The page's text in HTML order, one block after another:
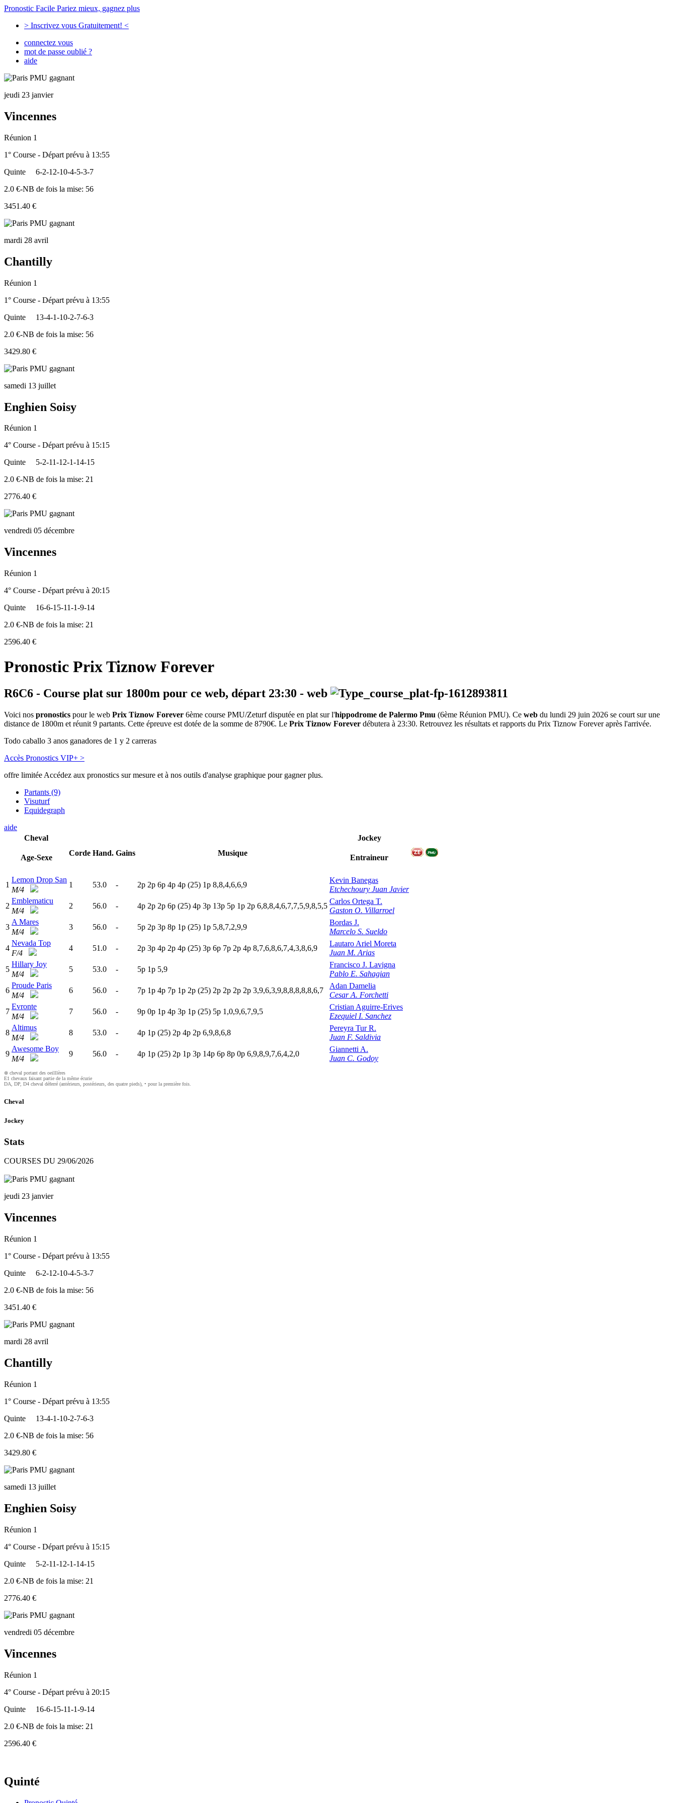
Pronostic Facile Pariez mieux, gagnez plus
> Inscrivez vous Gratuitement! <
connectez vous
mot de passe oublié ?
aide
jeudi 23 janvier
Vincennes
Réunion 1
1° Course - Départ prévu à 13:55
Quinte
6-2-12-10-4-5-3-7
2.0 €-NB de fois la mise: 56
3451.40 €
mardi 28 avril
Chantilly
Réunion 1
1° Course - Départ prévu à 13:55
Quinte
13-4-1-10-2-7-6-3
2.0 €-NB de fois la mise: 56
3429.80 €
samedi 13 juillet
Enghien Soisy
Réunion 1
4° Course - Départ prévu à 15:15
Quinte
5-2-11-12-1-14-15
2.0 €-NB de fois la mise: 21
2776.40 €
vendredi 05 décembre
Vincennes
Réunion 1
4° Course - Départ prévu à 20:15
Quinte
16-6-15-11-1-9-14
2.0 €-NB de fois la mise: 21
2596.40 €
Pronostic Prix Tiznow Forever
R6C6 - Course plat sur 1800m pour ce web, départ 23:30 - web
Voici nos pronostics pour le web Prix Tiznow Forever 6ème course PMU/Zeturf disputée en plat sur l'hippodrome de Palermo Pmu (6ème Réunion PMU). Ce web du lundi 29 juin 2026 se court sur une
distance de 1800m et réunit 9 partants. Cette épreuve est dotée de la somme de 8790€. Le Prix Tiznow Forever débutera à 23:30. Retrouvez les résultats et rapports du Prix Tiznow Forever après l'arrivée.
Todo caballo 3 anos ganadores de 1 y 2 carreras
Accès Pronostics VIP+ >
offre limitée Accédez aux pronostics sur mesure et à nos outils d'analyse graphique pour gagner plus.
Partants (9)
Visuturf
Equidegraph
aide
Cheval
Age-Sexe
Corde Hand. Gains Musique
Jockey
Entraineur
1
Lemon Drop San
M/4
1 53.0 - 2p 2p 6p 4p 4p (25) 1p 8,8,4,6,6,9
Kevin Banegas
Etchechoury Juan Javier
2
Emblematicu
M/4
2 56.0 - 4p 2p 2p 6p (25) 4p 3p 13p 5p 1p 2p 6,8,8,4,6,7,7,5,9,8,5,5
Carlos Ortega T.
Gaston O. Villarroel
3
A Mares
M/4
3 56.0 - 5p 2p 3p 8p 1p (25) 1p 5,8,7,2,9,9
Bordas J.
Marcelo S. Sueldo
4
Nevada Top
F/4
4 51.0 - 2p 3p 4p 2p 4p (25) 3p 6p 7p 2p 4p 8,7,6,8,6,7,4,3,8,6,9
Lautaro Ariel Moreta
Juan M. Arias
5
Hillary Joy
M/4
5 53.0 - 5p 1p 5,9
Francisco J. Lavigna
Pablo E. Sahagian
6
Proude Paris
M/4
6 56.0 - 7p 1p 4p 7p 1p 2p (25) 2p 2p 2p 2p 3,9,6,3,9,8,8,8,8,8,6,7
Adan Damelia
Cesar A. Forchetti
7
Evronte
M/4
7 56.0 - 9p 0p 1p 4p 3p 1p (25) 5p 1,0,9,6,7,9,5
Cristian Aguirre-Erives
Ezequiel I. Sanchez
8
Altimus
M/4
8 53.0 - 4p 1p (25) 2p 4p 2p 6,9,8,6,8
Pereyra Tur R.
Juan F. Saldivia
9
Awesome Boy
M/4
9 56.0 - 4p 1p (25) 2p 1p 3p 14p 6p 8p 0p 6,9,8,9,7,6,4,2,0
Giannetti A.
Juan C. Godoy
⊗ cheval portant des oeilllères
E1 chevaux faisant partie de la même écurie
DA, DP, D4 cheval déferré (antérieurs, postérieurs, des quatre pieds), • pour la première fois.
Cheval
Jockey
Stats
COURSES DU 29/06/2026
jeudi 23 janvier
Vincennes
Réunion 1
1° Course - Départ prévu à 13:55
Quinte
6-2-12-10-4-5-3-7
2.0 €-NB de fois la mise: 56
3451.40 €
mardi 28 avril
Chantilly
Réunion 1
1° Course - Départ prévu à 13:55
Quinte
13-4-1-10-2-7-6-3
2.0 €-NB de fois la mise: 56
3429.80 €
samedi 13 juillet
Enghien Soisy
Réunion 1
4° Course - Départ prévu à 15:15
Quinte
5-2-11-12-1-14-15
2.0 €-NB de fois la mise: 21
2776.40 €
vendredi 05 décembre
Vincennes
Réunion 1
4° Course - Départ prévu à 20:15
Quinte
16-6-15-11-1-9-14
2.0 €-NB de fois la mise: 21
2596.40 €
Quinté